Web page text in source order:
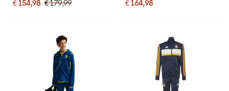
Zwart Wit
€ 154,98 € 179,99
€ 164,98